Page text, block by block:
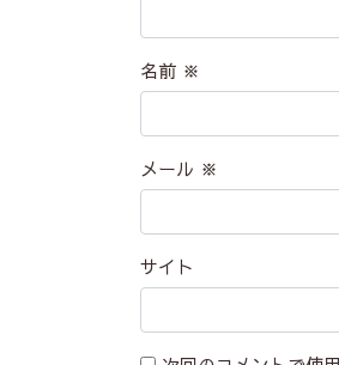
名前 ※
メール ※
サイト